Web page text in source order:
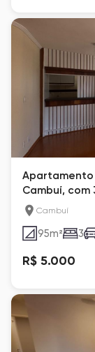
Apartamento
Cambuí, com
Cambuí
95m² 3
R$ 5.000